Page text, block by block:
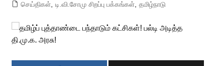
செய்திகள், டி.வி.சோமு சிறப்பு பக்கங்கள், தமிழ்நாடு